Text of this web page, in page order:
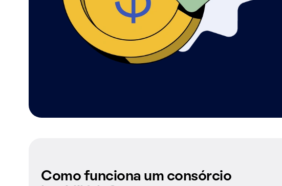
Como funciona um consórcio